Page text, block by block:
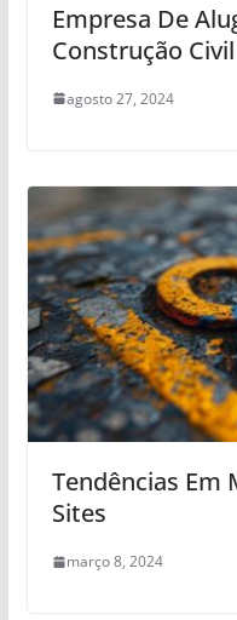
Empresa De
Construção Civil
agosto 27, 2024
Tendências Em
Sites
março 8, 2024